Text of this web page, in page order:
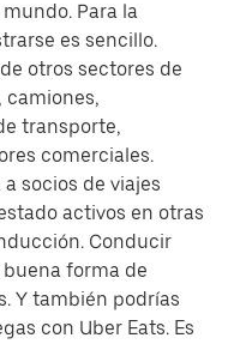
Para la
es sencillo.
otros sectores de
camiones,
transporte,
comerciales.
socios de viajes
activos en otras
Conducir
forma de
Y también podrías
con Uber Eats. Es